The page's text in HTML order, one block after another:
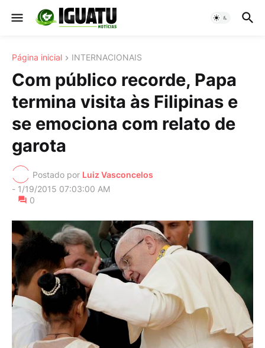
Página inicial INTERNACIONAIS
Com público recorde, Papa
termina visita às Filipinas e
se emociona com relato de
garota
Postado por Luiz Vasconcelos
- 1/19/2015 07:03:00 AM
0